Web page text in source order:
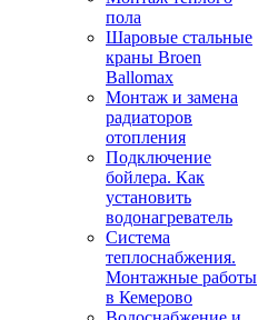
пола
Шаровые стальные
краны Broen
Ballomax
Монтаж и замена
радиаторов
отопления
Подключение
бойлера. Как
установить
водонагреватель
Система
теплоснабжения.
Монтажные работы
в Кемерово